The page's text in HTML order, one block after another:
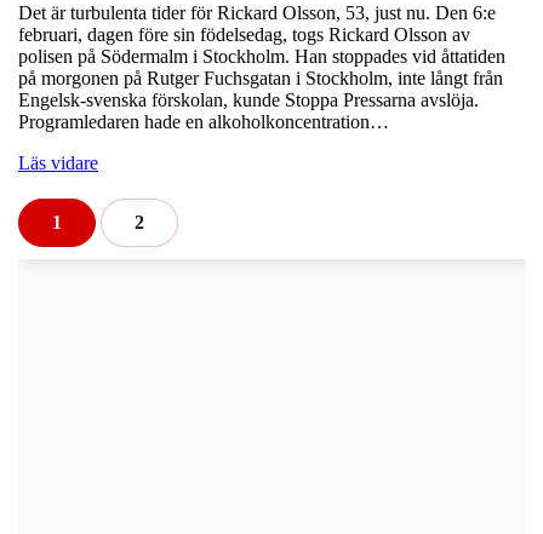
Det är turbulenta tider för Rickard Olsson, 53, just nu. Den 6:e
februari, dagen före sin födelsedag, togs Rickard Olsson av
polisen på Södermalm i Stockholm. Han stoppades vid åttatiden
på morgonen på Rutger Fuchsgatan i Stockholm, inte långt från
Engelsk-svenska förskolan, kunde Stoppa Pressarna avslöja.
Programledaren hade en alkoholkoncentration…
Läs vidare
1 2